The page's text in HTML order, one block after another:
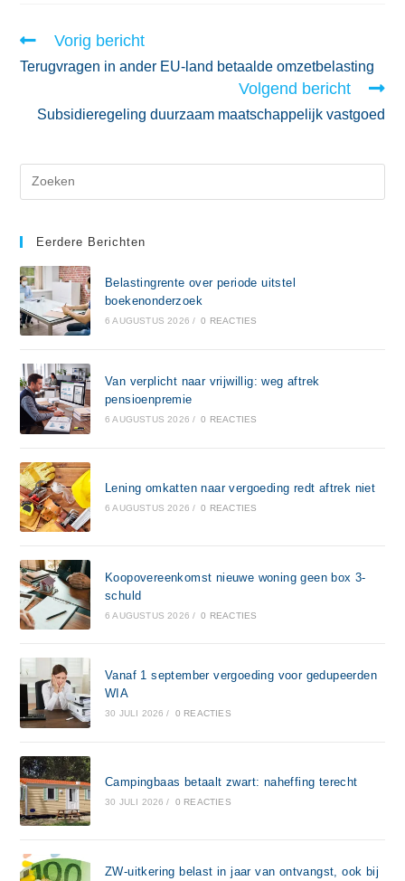
Vorig bericht
Terugvragen in ander EU-land betaalde omzetbelasting
Volgend bericht
Subsidieregeling duurzaam maatschappelijk vastgoed
Eerdere Berichten
Belastingrente over periode uitstel
boekenonderzoek
6 AUGUSTUS 2026 / 0 REACTIES
Van verplicht naar vrijwillig: weg aftrek
pensioenpremie
6 AUGUSTUS 2026 / 0 REACTIES
Lening omkatten naar vergoeding redt aftrek niet
6 AUGUSTUS 2026 / 0 REACTIES
Koopovereenkomst nieuwe woning geen box 3-
schuld
6 AUGUSTUS 2026 / 0 REACTIES
Vanaf 1 september vergoeding voor gedupeerden
WIA
30 JULI 2026 / 0 REACTIES
Campingbaas betaalt zwart: naheffing terecht
30 JULI 2026 / 0 REACTIES
ZW-uitkering belast in jaar van ontvangst, ook bij